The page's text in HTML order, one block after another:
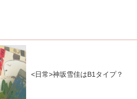
<日常>神坂雪佳はB1タイプ？